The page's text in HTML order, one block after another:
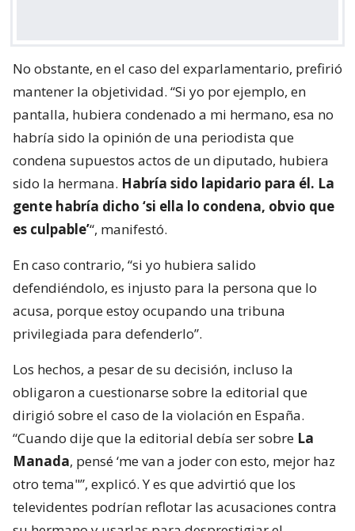
No obstante, en el caso del exparlamentario, prefirió
mantener la objetividad. “Si yo por ejemplo, en
pantalla, hubiera condenado a mi hermano, esa no
habría sido la opinión de una periodista que
condena supuestos actos de un diputado, hubiera
sido la hermana. Habría sido lapidario para él. La
gente habría dicho ‘si ella lo condena, obvio que
es culpable’“, manifestó.
En caso contrario, “si yo hubiera salido
defendiéndolo, es injusto para la persona que lo
acusa, porque estoy ocupando una tribuna
privilegiada para defenderlo”.
Los hechos, a pesar de su decisión, incluso la
obligaron a cuestionarse sobre la editorial que
dirigió sobre el caso de la violación en España.
“Cuando dije que la editorial debía ser sobre La
Manada, pensé ‘me van a joder con esto, mejor haz
otro tema"”, explicó. Y es que advirtió que los
televidentes podrían reflotar las acusaciones contra